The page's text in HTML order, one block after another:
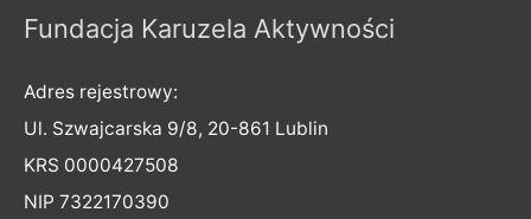
Fundacja Karuzela Aktywności
Adres rejestrowy:
Ul. Szwajcarska 9/8, 20-861 Lublin
KRS 0000427508
NIP 7322170390